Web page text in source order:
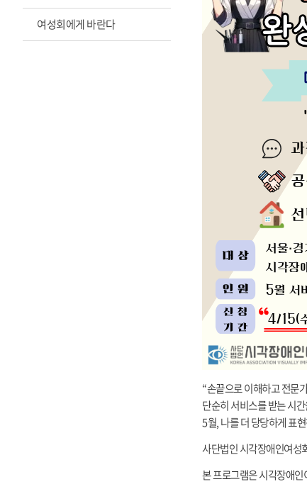
여성회에게 바란다
“손끝으로 이해하고 전문
단순히 서비스를 받는 시
5월, 나를 더 당당하게 표
사단법인 시각장애인여성
본 프로그램은 시각장애